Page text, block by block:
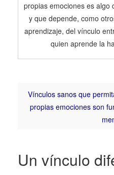
propias emociones es algo
y que depende, como
aprendizaje, del vínculo
quien aprende la
Vínculos sanos que
propias emociones son
Un vínculo